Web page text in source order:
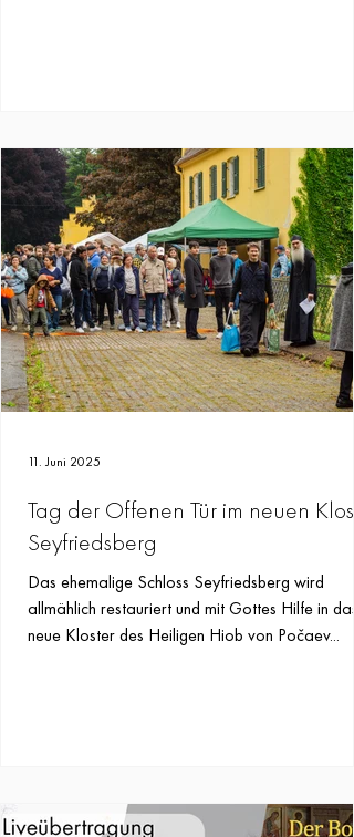
Tag der Offenen Tür im neuen
Seyfriedsberg
Das ehemalige Schloss Seyfriedsberg wird
allmählich restauriert und mit Gottes Hilfe in das
neue Kloster des Heiligen Hiob von Počaev...
11. Juni 2025